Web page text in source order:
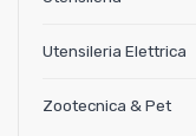
Utensileria Elettrica
Zootecnica & Pet